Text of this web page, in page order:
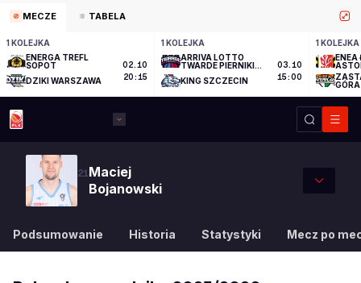
MECZE TABELA
1 KOLEJKA
ENERGA TREFL
SOPOT
DZIKI WARSZAWA
02.10
20:15
1 KOLEJKA
ARRIVA LOTTO
TWARDE PIERNIKI
KING SZCZECIN
03.10
15:00
1 KOLEJKA
ENEA
GÓRA
21Maciej
Bojanowski
Podsumowanie Historia Statystyki Mecz po